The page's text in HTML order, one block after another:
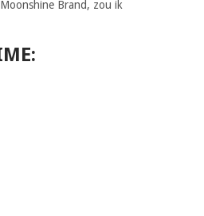
Brand, zou ik